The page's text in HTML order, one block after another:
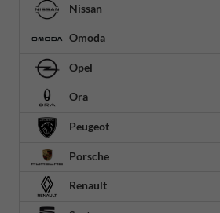
Nissan
Omoda
Opel
Ora
Peugeot
Porsche
Renault